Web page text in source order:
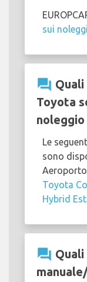
sui
question_answer
Toyota
Le
sono
Toyota
Hybrid
question_answer Quali